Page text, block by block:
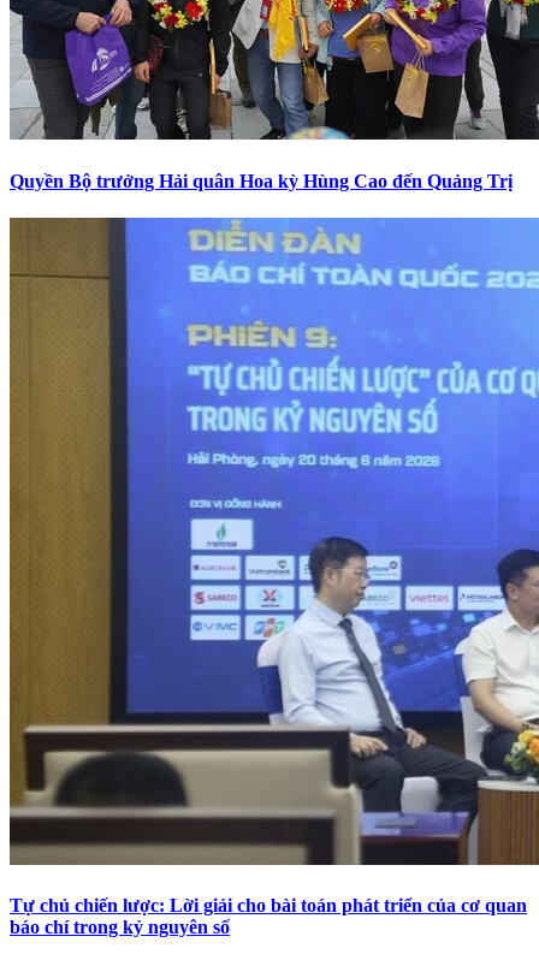
Quyền Bộ trưởng Hải quân Hoa kỳ Hùng Cao đến Quảng Trị
Tự chủ chiến lược: Lời giải cho bài toán phát triển của cơ quan
báo chí trong kỷ nguyên số